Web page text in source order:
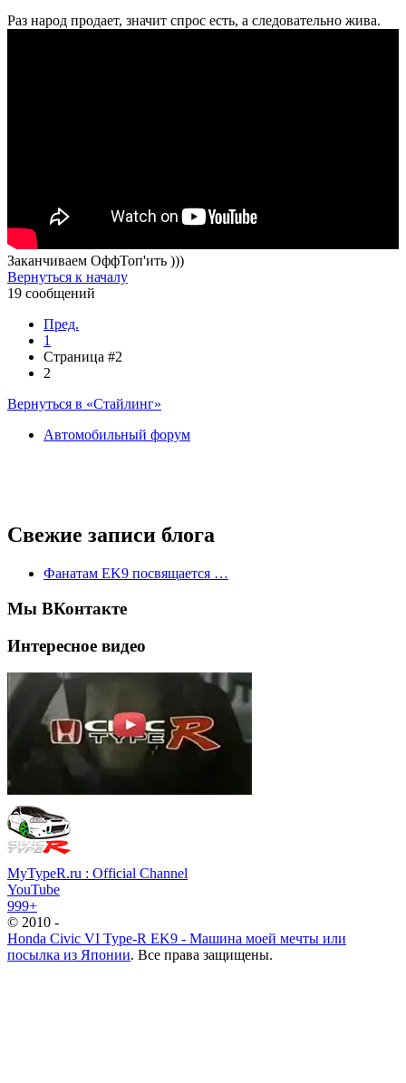
Раз народ продает, значит спрос есть, а следовательно жива.
Заканчиваем ОффТоп'ить )))
Вернуться к началу
19 сообщений
Пред.
1
Страница #2
2
Вернуться в «Стайлинг»
Автомобильный форум
Свежие записи блога
Фанатам EK9 посвящается …
Мы ВКонтакте
Интересное видео
MyTypeR.ru : Official Channel
YouTube
999+
© 2010 -
Honda Civic VI Type-R EK9 - Машина моей мечты или
посылка из Японии. Все права защищены.